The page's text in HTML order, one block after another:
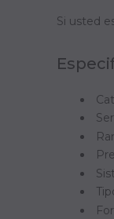
Si usted
E